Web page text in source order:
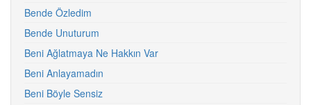
Bende Özledim
Bende Unuturum
Beni Ağlatmaya Ne Hakkın Var
Beni Anlayamadın
Beni Böyle Sensiz